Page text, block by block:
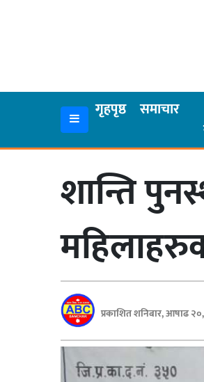
गृहपृष्ठ समाचार
समाचार
शान्ति
प्रकाशित शनिबार, आषाढ